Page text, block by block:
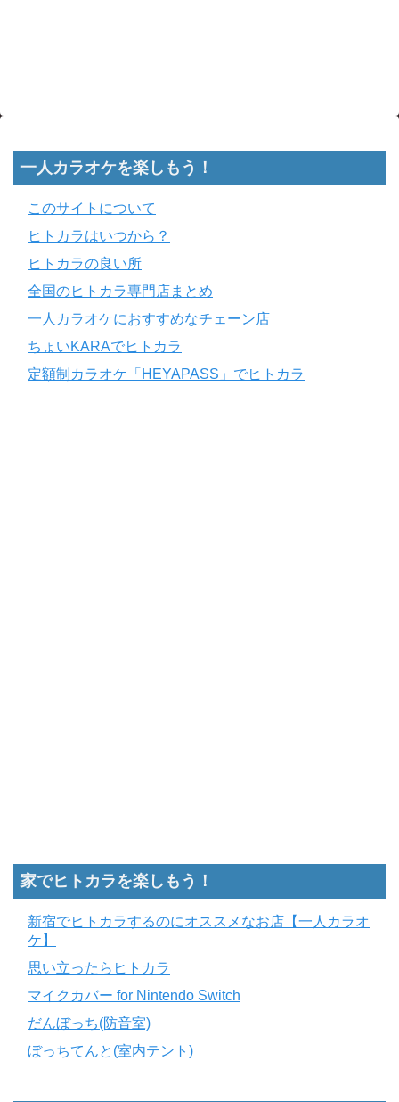
一人カラオケを楽しもう！
このサイトについて
ヒトカラはいつから？
ヒトカラの良い所
全国のヒトカラ専門店まとめ
一人カラオケにおすすめなチェーン店
ちょいKARAでヒトカラ
定額制カラオケ「HEYAPASS」でヒトカラ
家でヒトカラを楽しもう！
新宿でヒトカラするのにオススメなお店【一人カラオ
ケ】
思い立ったらヒトカラ
マイクカバー for Nintendo Switch
だんぼっち(防音室)
ぼっちてんと(室内テント)